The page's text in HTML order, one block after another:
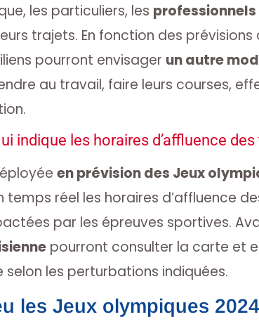
les particuliers, les
trajets. En fonction des
pourront envisager un autre
au travail, faire leurs courses,
indique les horaires d’affluence
en prévision des Jeux
temps réel les horaires d’affluence
par les épreuves sportives.
pourront consulter la carte et
les perturbations indiquées.
les Jeux olympiques